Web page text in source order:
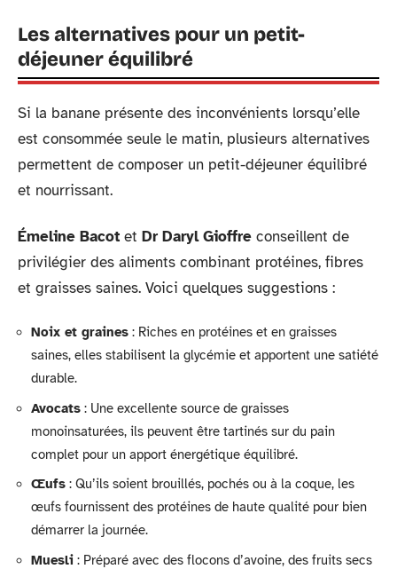
Les alternatives pour un petit-
déjeuner équilibré
Si la banane présente des inconvénients lorsqu’elle
est consommée seule le matin, plusieurs alternatives
permettent de composer un petit-déjeuner équilibré
et nourrissant.
Émeline Bacot et Dr Daryl Gioffre conseillent de
privilégier des aliments combinant protéines, fibres
et graisses saines. Voici quelques suggestions :
Noix et graines : Riches en protéines et en graisses
saines, elles stabilisent la glycémie et apportent une satiété
durable.
Avocats : Une excellente source de graisses
monoinsaturées, ils peuvent être tartinés sur du pain
complet pour un apport énergétique équilibré.
Œufs : Qu’ils soient brouillés, pochés ou à la coque, les
œufs fournissent des protéines de haute qualité pour bien
démarrer la journée.
Muesli : Préparé avec des flocons d’avoine, des fruits secs